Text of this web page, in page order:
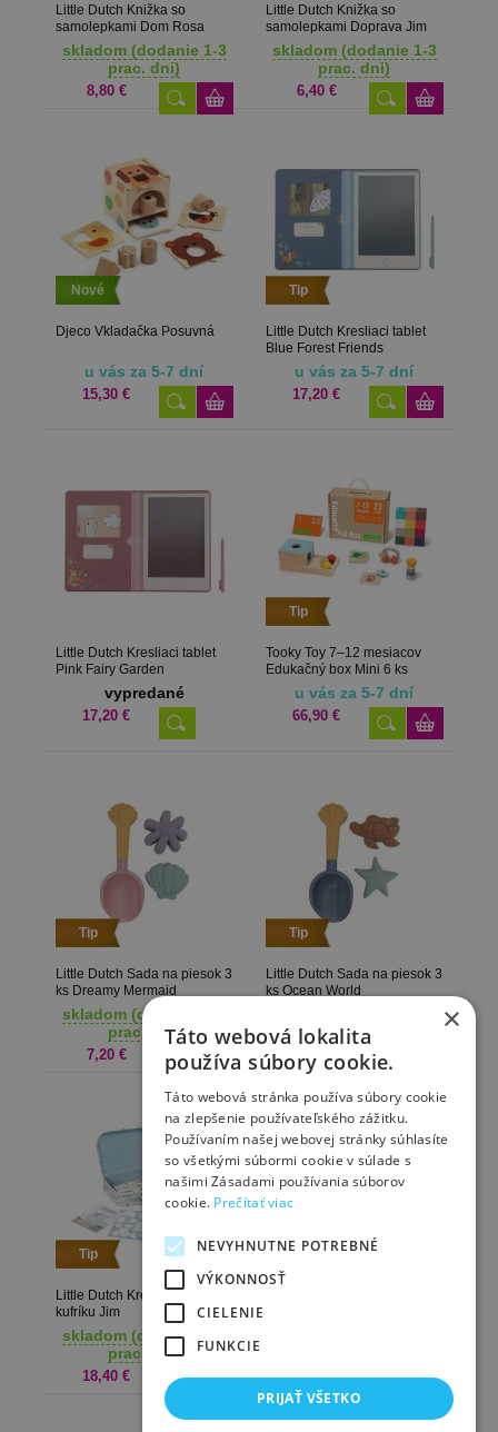
Little Dutch Knižka so
samolepkami Dom Rosa
skladom (dodanie 1-3
prac. dni)
8,80 €
Little Dutch Knižka so
samolepkami Doprava Jim
skladom (dodanie 1-3
prac. dni)
6,40 €
Nové
Djeco Vkladačka Posuvná
u vás za 5-7 dní
15,30 €
Tip
Little Dutch Kresliaci tablet
Blue Forest Friends
u vás za 5-7 dní
17,20 €
Little Dutch Kresliaci tablet
Pink Fairy Garden
vypredané
17,20 €
Tip
Tooky Toy 7–12 mesiacov
Edukačný box Mini 6 ks
u vás za 5-7 dní
66,90 €
Tip
Little Dutch Sada na piesok 3
ks Dreamy Mermaid
skladom (dodanie 1-3
prac. dni)
7,20 €
Tip
Little Dutch Sada na piesok 3
ks Ocean World
prac. dni)
Tip
Little Dutch Kreatívna sada v
kufríku Jim
skladom (dodanie 1-3
prac. dni)
18,40 € 18,40 €
×
Táto webová lokalita
používa súbory cookie.
Táto webová stránka používa súbory cookie
na zlepšenie používateľského zážitku.
Používaním našej webovej stránky súhlasíte
so všetkými súbormi cookie v súlade s
našimi Zásadami používania súborov
cookie. Prečítať viac
NEVYHNUTNE POTREBNÉ
VÝKONNOSŤ
CIELENIE
FUNKCIE
PRIJAŤ VŠETKO